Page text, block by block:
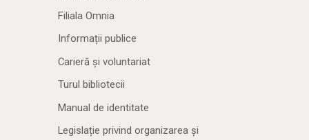
Filiala Omnia
Informații publice
Carieră și voluntariat
Turul bibliotecii
Manual de identitate
Legislație privind organizarea și